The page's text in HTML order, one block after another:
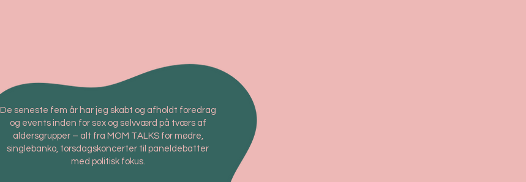
De seneste fem år har jeg skabt og afholdt foredrag
og events inden for sex og selvværd på tværs af
aldersgrupper – alt fra MOM TALKS for mødre,
singlebanko, torsdagskoncerter til paneldebatter
med politisk fokus.